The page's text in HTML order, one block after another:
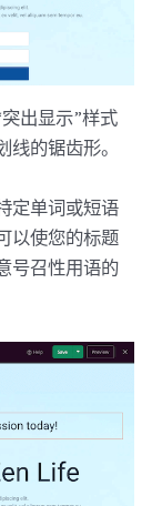
出显示”样式
的锯齿形。
定单词或短语
以使您的标题
号召性用语的